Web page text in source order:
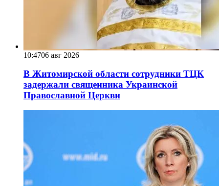
10:4706 авг 2026
В Житомирской области сотрудники ТЦК
задержали священника Украинской
Православной Церкви